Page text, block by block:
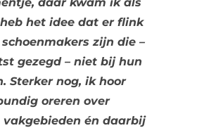
het idee dat er flink
zijn die –
gezegd – niet bij hun
Sterker nog, ik hoor
oreren over
én daarbij